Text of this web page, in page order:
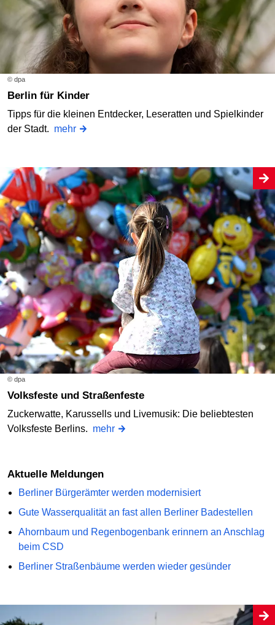
© dpa
Berlin für Kinder
Tipps für die kleinen Entdecker, Leseratten und Spielkinder
der Stadt. mehr
© dpa
Volksfeste und Straßenfeste
Zuckerwatte, Karussells und Livemusik: Die beliebtesten
Volksfeste Berlins. mehr
Aktuelle Meldungen
Berliner Bürgerämter werden modernisiert
Gute Wasserqualität an fast allen Berliner Badestellen
Ahornbaum und Regenbogenbank erinnern an Anschlag
beim CSD
Berliner Straßenbäume werden wieder gesünder